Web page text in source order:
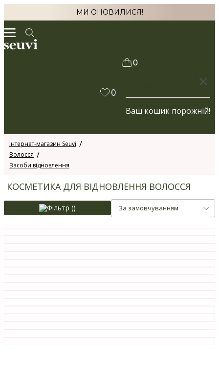
МИ ОНОВИЛИСЯ!
0
0
Ваш кошик порожній!
Інтернет-магазин Seuvi
Волосся
Засоби відновлення
КОСМЕТИКА ДЛЯ ВІДНОВЛЕННЯ ВОЛОССЯ
Фільтр () За замовчуванням